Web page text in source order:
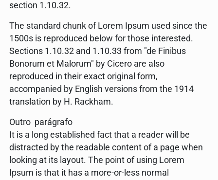
section 1.10.32.
The standard chunk of Lorem Ipsum used since the
1500s is reproduced below for those interested.
Sections 1.10.32 and 1.10.33 from "de Finibus
Bonorum et Malorum" by Cicero are also
reproduced in their exact original form,
accompanied by English versions from the 1914
translation by H. Rackham.
Outro parágrafo
It is a long established fact that a reader will be
distracted by the readable content of a page when
looking at its layout. The point of using Lorem
Ipsum is that it has a more-or-less normal